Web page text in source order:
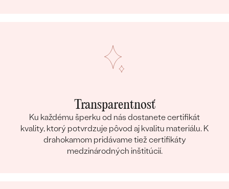
Transparentnosť
Ku každému šperku od nás dostanete certifikát
kvality, ktorý potvrdzuje pôvod aj kvalitu materiálu. K
drahokamom pridávame tiež certifikáty
medzinárodných inštitúcií.